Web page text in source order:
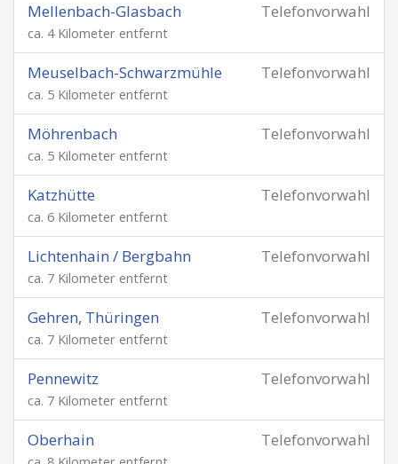
Telefonvorwahl
Mellenbach-Glasbach
ca. 4 Kilometer entfernt
Telefonvorwahl
Meuselbach-Schwarzmühle
ca. 5 Kilometer entfernt
Telefonvorwahl
Möhrenbach
ca. 5 Kilometer entfernt
Telefonvorwahl
Katzhütte
ca. 6 Kilometer entfernt
Telefonvorwahl
Lichtenhain / Bergbahn
ca. 7 Kilometer entfernt
Telefonvorwahl
Gehren, Thüringen
ca. 7 Kilometer entfernt
Telefonvorwahl
Pennewitz
ca. 7 Kilometer entfernt
Telefonvorwahl
Oberhain